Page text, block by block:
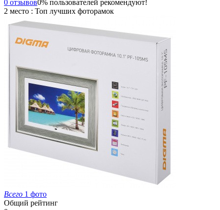
0 отзывов0% пользователей рекомендуют!
2 место : Топ лучших фоторамок
Всего 1 фото
Общий рейтинг